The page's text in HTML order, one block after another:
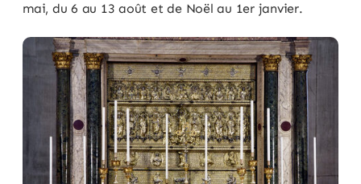
mai, du 6 au 13 août et de Noël au 1er janvier.